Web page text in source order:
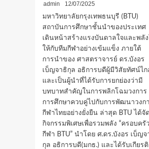
admin
12/07/2025
มหาวิทยาลัยกรุงเทพธนบุรี (BTU)
สถาบันการศึกษาชั้นนำของประเทศ
เดินหน้าสร้างแรงบันดาลใจและพลัง
ให้กับทีมกีฬาอย่างเข้มแข็ง ภายใต้
การนำของ ศาสตราจารย์ ดร.บังอร
เบ็ญจาธิกุล อธิการบดีผู้มีวิสัยทัศน์ไก
และเป็นผู้นำที่ได้รับการยกย่องว่ามี
บทบาทสำคัญในการพลิกโฉมวงการ
การศึกษาควบคู่ไปกับการพัฒนาวงก
กีฬาไทยอย่างยั่งยืน ล่าสุด BTU ได้จัด
กิจกรรมพิเศษเพื่อรวมพลัง “ครอบครัว
กีฬา BTU” นำโดย ศ.ดร.บังอร เบ็ญจ
กุล อธิการบดี(มกธ.) และได้รับเกียรติ